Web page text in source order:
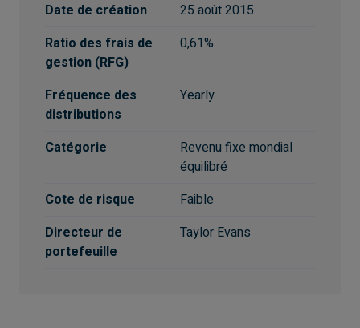
Date de création
25 août 2015
Ratio des frais de
gestion (RFG)
0,61%
Fréquence des
distributions
Yearly
Catégorie
Revenu fixe mondial
équilibré
Cote de risque
Faible
Directeur de
portefeuille
Taylor Evans